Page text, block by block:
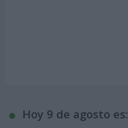
Hoy 9 de agosto es: